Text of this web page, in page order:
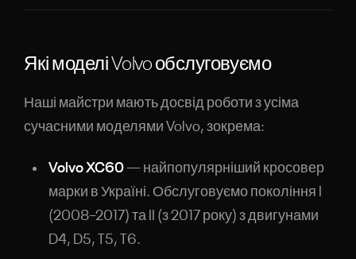
Які моделі Volvo обслуговуємо
Наші майстри мають досвід роботи з усіма
сучасними моделями Volvo, зокрема:
Volvo XC60 — найпопулярніший кросовер
марки в Україні. Обслуговуємо покоління I
(2008–2017) та II (з 2017 року) з двигунами
D4, D5, T5, T6.